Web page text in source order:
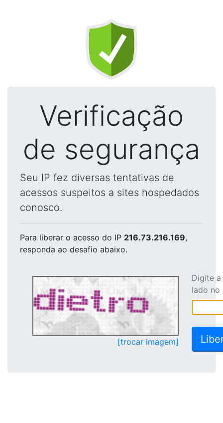
Verificação
de segurança
Seu IP fez diversas tentativas de
acessos suspeitos a sites hospedados
conosco.
Para liberar o acesso do IP 216.73.216.169,
responda ao desafio abaixo.
[trocar imagem]
Digite
lado no